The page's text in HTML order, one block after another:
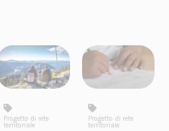
Progetto di rete
territoriale
Progetto di rete
territoriale